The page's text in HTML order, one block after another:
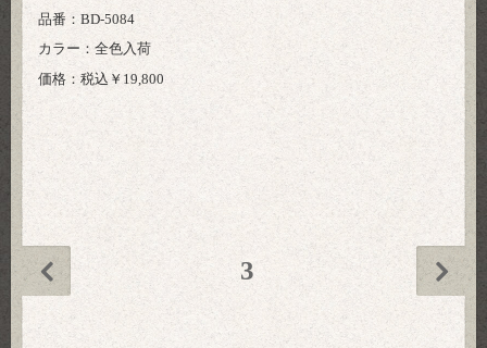
品番：BD-5084
カラー：全色入荷
価格：税込￥19,800
3